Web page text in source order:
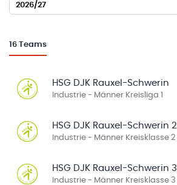
2026/27
16 Teams
HSG DJK Rauxel-Schwerin
Industrie - Männer Kreisliga 1
HSG DJK Rauxel-Schwerin 2
Industrie - Männer Kreisklasse 2
HSG DJK Rauxel-Schwerin 3
Industrie - Männer Kreisklasse 3